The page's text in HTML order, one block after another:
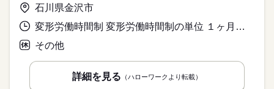
石川県金沢市
変形労働時間制 変形労働時間制の単位 １ヶ月単位 又は 6時45分〜19時45分の時間の間の8時間
その他
詳細を見る （ハローワークより転載）